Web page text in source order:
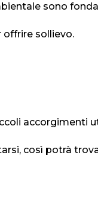
sono
sollievo.
accorgimenti
così potrà